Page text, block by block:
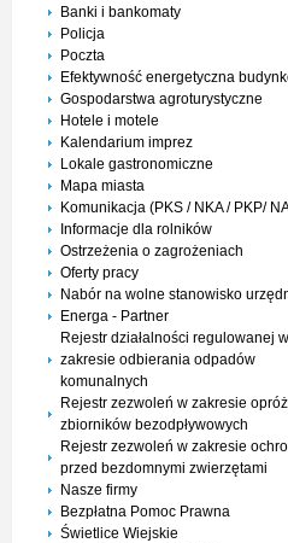
Banki i bankomaty
Policja
Poczta
Efektywność energetyczna
Gospodarstwa agroturystyczne
Hotele i motele
Kalendarium imprez
Lokale gastronomiczne
Mapa miasta
Komunikacja (PKS / NKA / PKP/
Informacje dla rolników
Ostrzeżenia o zagrożeniach
Oferty pracy
Nabór na wolne stanowisko
Energa - Partner
Rejestr działalności regulowanej w
zakresie odbierania odpadów
komunalnych
Rejestr zezwoleń w zakresie
zbiorników bezodpływowych
Rejestr zezwoleń w zakresie
przed bezdomnymi zwierzętami
Nasze firmy
Bezpłatna Pomoc Prawna
Świetlice Wiejskie